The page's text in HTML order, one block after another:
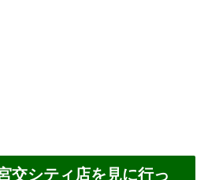
交シティ店を見に行っ